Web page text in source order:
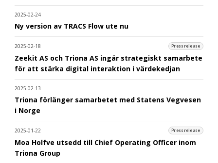
2025-02-24
Ny version av TRACS Flow ute nu
2025-02-18 Pressrelease
Zeekit AS och Triona AS ingår strategiskt samarbete
för att stärka digital interaktion i värdekedjan
2025-02-13
Triona förlänger samarbetet med Statens Vegvesen
i Norge
2025-01-22 Pressrelease
Moa Holfve utsedd till Chief Operating Officer inom
Triona Group